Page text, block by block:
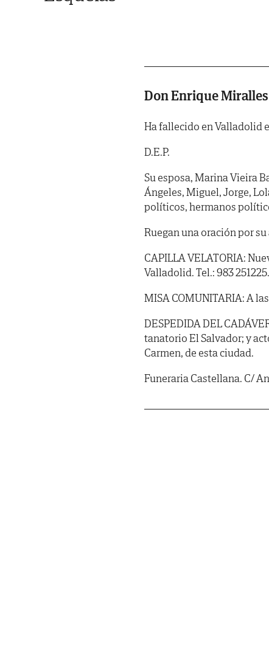
Don Enrique
Ha fallecido en Valladolid
D.E.P.
Su esposa, Marina Vieira
Ángeles, Miguel, Jorge,
políticos, hermanos
Ruegan una oración por
CAPILLA VELATORIA:
Valladolid. Tel.: 983 251225.
MISA COMUNITARIA: A
DESPEDIDA DEL
tanatorio El Salvador; y
Carmen, de esta ciudad.
Funeraria Castellana. C/